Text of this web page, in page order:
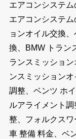
エアコンシステ
エアコンシステ
ョンオイル交換
換、BMW トラン
ランスミッショ
ンスミッション
調整、ベンツ ホ
ルアライメント
整、フォルクス
車 整備 料金、ベ